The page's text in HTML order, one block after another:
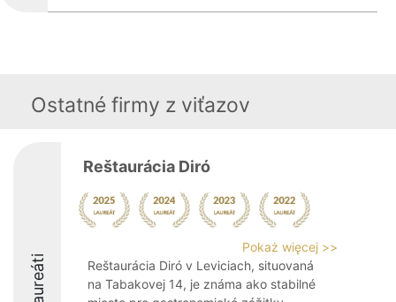
Ostatné firmy z viťazov
Laureáti
Reštaurácia Diró
Pokaż więcej >>
Reštaurácia Diró v Leviciach, situovaná
na Tabakovej 14, je známa ako stabilné